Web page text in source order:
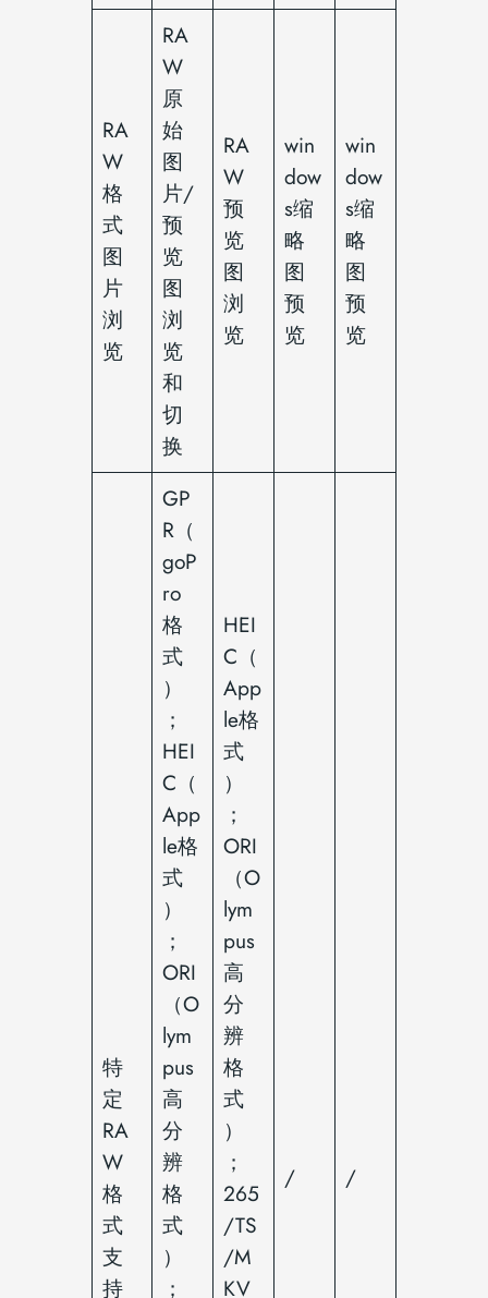
RA
W
格
式
图
片
浏
览
RA
W
原
始
图
片/
预
览
图
浏
览
和
切
换
RA
W
预
览
图
浏
览
win
dow
s缩
略
图
预
览
win
dow
s缩
略
图
预
览
特
定
RA
W
格
式
支
持
GP
R（
goP
ro
格
式
）
；
HEI
C（
App
le格
式
）
；
ORI
（O
lym
pus
高
分
辨
格
式
）
；
HEI
C（
App
le格
式
）
；
ORI
（O
lym
pus
高
分
辨
格
式
）
；
265
/TS
/M
KV
/ /